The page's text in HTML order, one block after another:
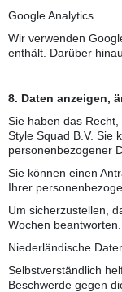
Google Analytics
Wir verwenden
enthält. Darüber
8. Daten anzeigen,
Sie haben das
Style Squad B.V. Sie
personenbezogener
Sie können einen
Ihrer
Um sicherzustellen,
Wochen beantworten.
Niederländische
Selbstverständlich
Beschwerde gegen